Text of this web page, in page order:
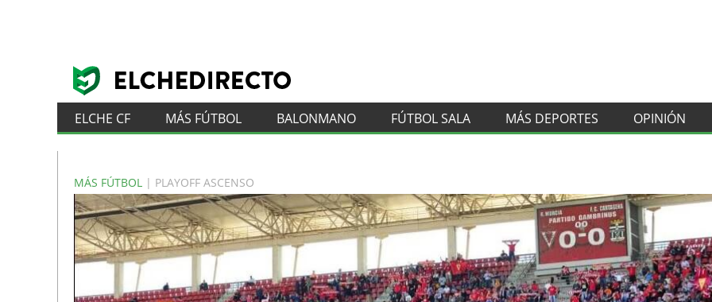
ELCHE CF MÁS FÚTBOL BALONMANO FÚTBOL SALA MÁS DEPORTES OPINIÓN
MÁS FÚTBOL | PLAYOFF ASCENSO